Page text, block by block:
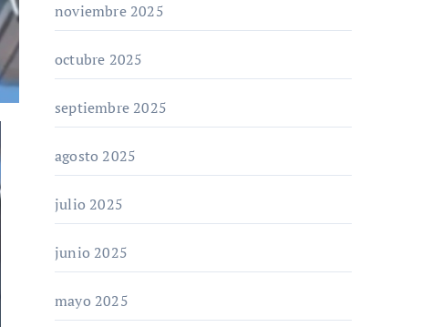
noviembre 2025
octubre 2025
septiembre 2025
agosto 2025
julio 2025
junio 2025
mayo 2025